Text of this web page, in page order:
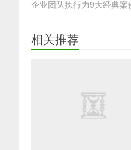
企业团队执行力9大经典案
相关推荐